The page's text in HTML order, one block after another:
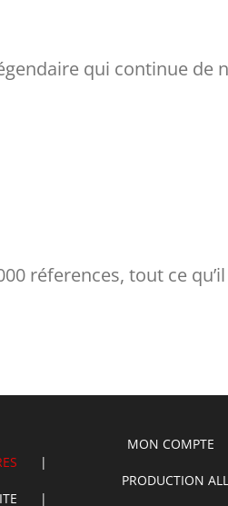
qui continue de
réferences, tout ce
MON COMPTE
PRODUCTION